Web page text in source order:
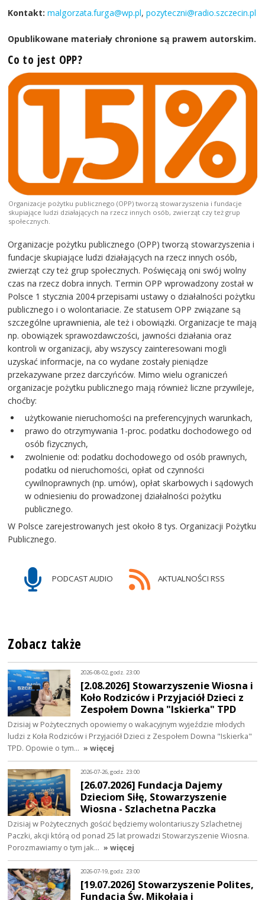
Kontakt: malgorzata.furga@wp.pl,pozyteczni@radio.szczecin.pl
Opublikowane materiały chronione są prawem autorskim.
Co to jest OPP?
Organizacje pożytku publicznego (OPP) tworzą stowarzyszenia i fundacje
skupiające ludzi działających na rzecz innych osób, zwierząt czy też grup
społecznych.
Organizacje pożytku publicznego (OPP) tworzą stowarzyszenia i
fundacje skupiające ludzi działających na rzecz innych osób,
zwierząt czy też grup społecznych. Poświęcają oni swój wolny
czas na rzecz dobra innych. Termin OPP wprowadzony został w
Polsce 1 stycznia 2004 przepisami ustawy o działalności pożytku
publicznego i o wolontariacie. Ze statusem OPP związane są
szczególne uprawnienia, ale też i obowiązki. Organizacje te mają
np. obowiązek sprawozdawczości, jawności działania oraz
kontroli w organizacji, aby wszyscy zainteresowani mogli
uzyskać informacje, na co wydane zostały pieniądze
przekazywane przez darczyńców. Mimo wielu ograniczeń
organizacje pożytku publicznego mają również liczne przywileje,
choćby:
użytkowanie nieruchomości na preferencyjnych warunkach,
prawo do otrzymywania 1-proc. podatku dochodowego od
osób fizycznych,
zwolnienie od: podatku dochodowego od osób prawnych,
podatku od nieruchomości, opłat od czynności
cywilnoprawnych (np. umów), opłat skarbowych i sądowych
w odniesieniu do prowadzonej działalności pożytku
publicznego.
W Polsce zarejestrowanych jest około 8 tys. Organizacji Pożytku
Publicznego.
PODCAST AUDIO AKTUALNOŚCI RSS
Zobacz także
2026-08-02, godz. 23:00
[2.08.2026] Stowarzyszenie Wiosna i
Koło Rodziców i Przyjaciół Dzieci z
Zespołem Downa "Iskierka" TPD
Dzisiaj w Pożytecznych opowiemy o wakacyjnym wyjeździe młodych
ludzi z Koła Rodziców i Przyjaciół Dzieci z Zespołem Downa "Iskierka"
TPD. Opowie o tym… » więcej
2026-07-26, godz. 23:00
[26.07.2026] Fundacja Dajemy
Dzieciom Siłę, Stowarzyszenie
Wiosna - Szlachetna Paczka
Dzisiaj w Pożytecznych gościć będziemy wolontariuszy Szlachetnej
Paczki, akcji którą od ponad 25 lat prowadzi Stowarzyszenie Wiosna.
Porozmawiamy o tym jak… » więcej
2026-07-19, godz. 23:00
[19.07.2026] Stowarzyszenie Polites,
Fundacja Św. Mikołaja i